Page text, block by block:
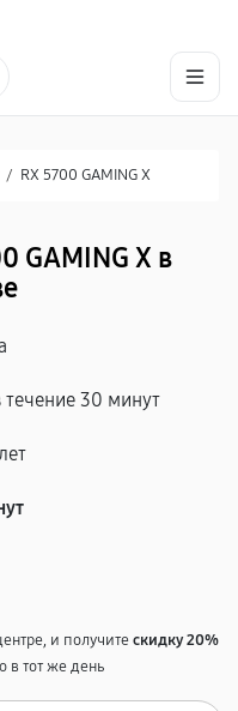
/ RX 5700 GAMING X
GAMING X в
течение 30 минут
и получитескидку 20%
в тот же день